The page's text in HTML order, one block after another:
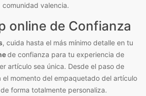
comunidad valencia.
online de Confianza
, cuida hasta el más mínimo detalle en tu
de confianza para tu experiencia de
artículo sea única. Desde el paso de
el momento del empaquetado del artículo
forma totalmente personaliza.